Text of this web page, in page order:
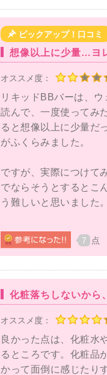
Tゾーン、顎、頬の一
に伸ばして、後はスポ
ても魅力的です！
ですが一つ難点なのは
は！ということを思っ
んですが時間が経つと
のリキッドBBバーを
専用のケース付きパフ
は3.400円と少し高い
 ピックアップ！口コミ
想像以上に少量…ヨ
オススメ度：
リキッドBBバーは、
読んで、一度使ってみ
ると想像以上に少量だ
がふくらみました。
ですが、実際につけて
でならそうとするとこ
う難しいと思いました。
カバー力はBBクリーム
て、ヨレてしまうのは
使用条件に個人差があ
アイテムとの相性が悪
元のシワに白くクリー
リキッドBBバーを下地
から別のリキッドファ
が起こりにくいようで
7 点
化粧落ちしないから
オススメ度：
良かった点は、化粧水
るところです。化粧品
かって面倒に感じたり